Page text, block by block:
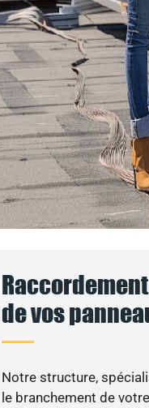
de vos
Notre structure,
le branchement de